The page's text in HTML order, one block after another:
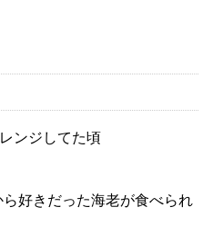
好きだった海老が食べられ